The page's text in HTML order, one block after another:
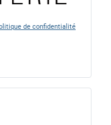
de confidentialité